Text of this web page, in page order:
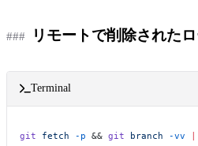
リモートで削除された
Terminal
git fetch -p && git branch -vv |